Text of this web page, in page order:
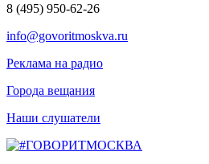
8 (495) 950-62-26
info@govoritmoskva.ru
Реклама на радио
Города вещания
Наши слушатели